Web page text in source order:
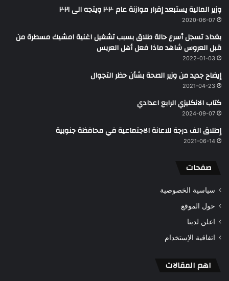
وزير المالية يستبعد إقرار موازنة عام ٢٠٢٠ ويتجه الى ٢٠٢١
2020-06-07
بغداد تسجل أسرع حالة طلاق بسبب تشغيل اغنية امشيك مسطرة من
قبل العروس شاهد ماذا فعل أهل العريس
2022-01-03
إيضاح جديد من وزير الصحة بشأن حظر التجوال
2021-04-23
كتاب الانكليزي الرابع اعدادي
2024-09-07
إطلاق الف درجة للاعانة الاجتماعية في محافظة جنوبية
2021-06-14
صفحات
سياسية الخصوصية
حول الموقع
اعلن لدينا
اتفاقية الإستخدام
اهم المقالات